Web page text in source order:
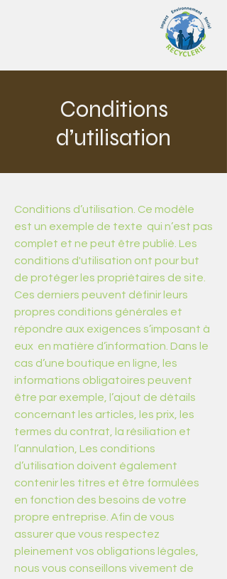
Conditions
d’utilisation
Conditions d’utilisation. Ce modèle
est un exemple de texte qui n’est pas
complet et ne peut être publié. Les
conditions d'utilisation ont pour but
de protéger les propriétaires de site.
Ces derniers peuvent définir leurs
propres conditions générales et
répondre aux exigences s’imposant à
eux en matière d’information. Dans le
cas d’une boutique en ligne, les
informations obligatoires peuvent
être par exemple, l’ajout de détails
concernant les articles, les prix, les
termes du contrat, la résiliation et
l’annulation, Les conditions
d’utilisation doivent également
contenir les titres et être formulées
en fonction des besoins de votre
propre entreprise. Afin de vous
assurer que vous respectez
pleinement vos obligations légales,
nous vous conseillons vivement de